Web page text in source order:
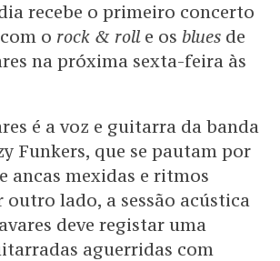
recebe o primeiro concerto
o rock & rolle osblues de
na próxima sexta-feira às
é a voz e guitarra da banda
Funkers, que se pautam por
ancas mexidas e ritmos
outro lado, a sessão acústica
deve registar uma
aguerridas com